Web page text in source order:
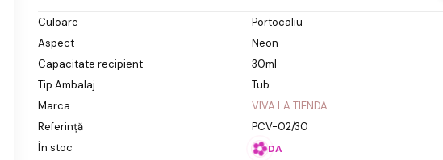
Culoare
Portocaliu
Aspect
Neon
Capacitate recipient
30ml
Tip Ambalaj
Tub
Marca
VIVA LA TIENDA
Referință
PCV-02/30
În stoc
DA